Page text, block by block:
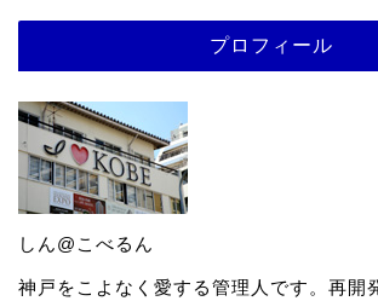
プロフィール
しん@こべるん
神戸をこよなく愛する管理人です。再開